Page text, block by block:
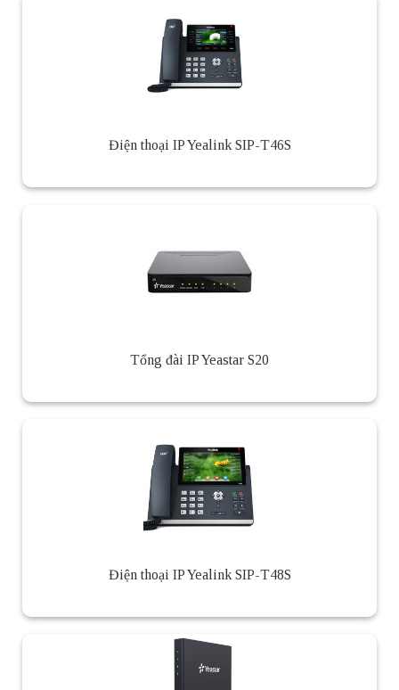
Điện thoại IP Yealink SIP-T46S
Tổng đài IP Yeastar S20
Điện thoại IP Yealink SIP-T48S